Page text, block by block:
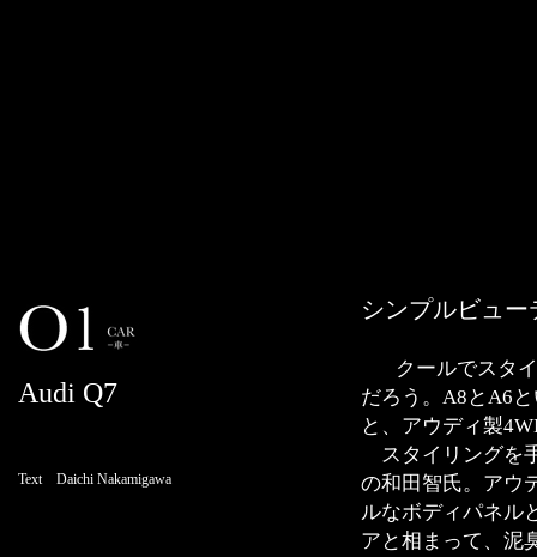
Audi Q7
Text Daichi Nakamigawa
シンプルビュ
クールでスタ
だろう。A8とA6
と、アウディ製
スタイリングを
の和田智氏。アウ
ルなボディパネル
アと相まって、泥